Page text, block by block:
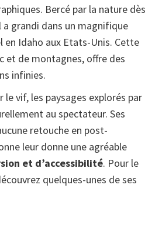
Bercé par la nature dès
a grandi dans un magnifique
en Idaho aux Etats-Unis. Cette
et de montagnes, offre des
infinies.
le vif, les paysages explorés par
au spectateur. Ses
retouche en post-
leur donne une agréable
et d’accessibilité. Pour le
quelques-unes de ses